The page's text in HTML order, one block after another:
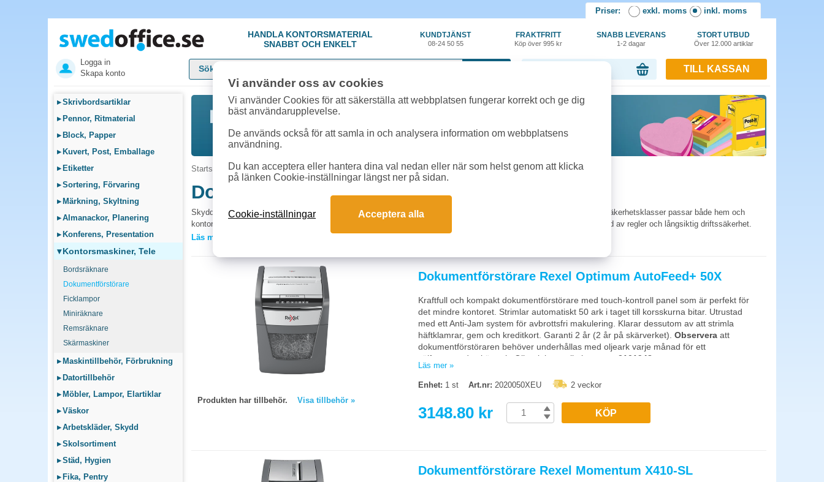
Priser: exkl. moms inkl. moms
HANDLA KONTORSMATERIAL
SNABBT OCH ENKELT
KUNDTJÄNST
08-24 50 55
FRAKTFRITT
Köp över 995 kr
SNABB LEVERANS
1-2 dagar
STORT UTBUD
Över 12.000 artiklar
Logga in
Skapa konto
TILL KASSAN
▸Skrivbordsartiklar
▸ Pennor, Ritmaterial
▸ Block, Papper
▸ Kuvert, Post, Emballage
▸ Etiketter
▸Sortering, Förvaring
▸ Märkning, Skyltning
▸Almanackor, Planering
▸ Konferens, Presentation
▾Kontorsmaskiner, Tele
Bordsräknare
Dokumentförstörare
Ficklampor
Miniräknare
Remsräknare
Skärmaskiner
▸ Maskintillbehör, Förbrukning
▸ Datortillbehör
▸ Möbler, Lampor, Elartiklar
▸Väskor
▸Arbetskläder, Skydd
▸Skolsortiment
▸Städ, Hygien
▸ Fika, Pentry
Startsida »Kontorsmaskiner, Tele»Dokumentförstörare
Dokumentförstörare
Skydda dig mot identitetsstöld och bedrägeri genom säker destruktion av konfidentiella papper. Våra modeller i olika säkerhetsklasser passar både hem och
kontor och klarar allt från sporadisk till frekvent användning. Köp rätt dokumentförstörare för ökad säkerhet, efterlevnad av regler och långsiktig driftssäkerhet.
Vilken säkerhetsklass på dokumentförstörare behöver vi?
P-3 räcker för vanliga kontorsdokument. P-4 krävs för konfidentiell information enligt GDPR. Välj denna om ni hanterar kund- eller patientuppgifter. P-5 och högre
passar känsligt material som sjukvårdsjournaler eller juridiska handlingar.
Hur ofta ska en dokumentförstörare användas?
Köp en modell med drifttid (löptid) som matchar er volym, kontorsmodeller går oftast 5-15 minuter innan de behöver vila. Industrimodeller går kontinuerligt.
Underdimensionerad maskin överhettas och får kortare livslängd.
Läs mer »
Produkten har tillbehör. Visa tillbehör »
Dokumentförstörare Rexel Optimum AutoFeed+ 50X
Kraftfull och kompakt dokumentförstörare med touch-kontroll panel som är perfekt för
det mindre kontoret. Strimlar automatiskt 50 ark i taget till korsskurna bitar. Utrustad
med ett Anti-Jam system för avbrottsfri makulering. Klarar dessutom av att strimla
häftklamrar, gem och kreditkort. Garanti 2 år (2 år på skärverket). Observera att
dokumentförstöraren behöver underhållas med oljeark varje månad för ett
välfungerande skärverk. Oljeark har artikelnummer 2101948
Säkerhetsklass: P-4 (4x28mm) korsskärning
Tyst i drift: 55dB
Mått: 363x405x430mm
Läs mer »
Enhet: 1 st Art.nr: 2020050XEU 2 veckor
3148.80 kr KÖP
Dokumentförstörare Rexel Momentum X410-SL
Vi använder oss av cookies
Vi använder Cookies för att säkerställa att webbplatsen fungerar korrekt och ge dig
bäst användarupplevelse.
De används också för att samla in och analysera information om webbplatsens
användning.
Du kan acceptera eller hantera dina val nedan eller när som helst genom att klicka
på länken Cookie-inställningar längst ner på sidan.
Cookie-inställningar Acceptera alla